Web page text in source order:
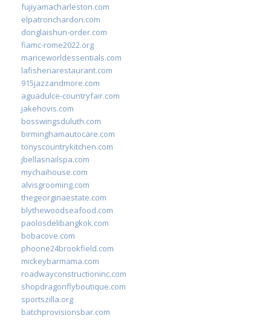
fujiyamacharleston.com
elpatronchardon.com
donglaishun-order.com
fiamc-rome2022.org
mariceworldessentials.com
lafisheriarestaurant.com
915jazzandmore.com
aguadulce-countryfair.com
jakehovis.com
bosswingsduluth.com
birminghamautocare.com
tonyscountrykitchen.com
jbellasnailspa.com
mychaihouse.com
alvisgrooming.com
thegeorginaestate.com
blythewoodseafood.com
paolosdelibangkok.com
bobacove.com
phoone24brookfield.com
mickeybarmama.com
roadwayconstructioninc.com
shopdragonflyboutique.com
sportszilla.org
batchprovisionsbar.com